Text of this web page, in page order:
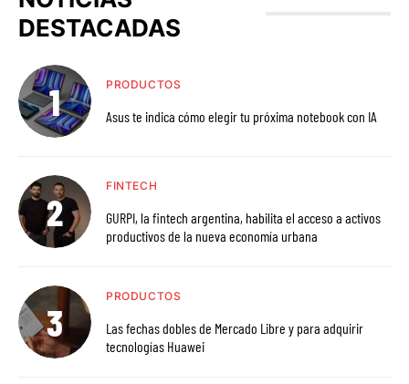
DESTACADAS
PRODUCTOS
Asus te indica cómo elegir tu próxima notebook con IA
FINTECH
GURPI, la fintech argentina, habilita el acceso a activos
productivos de la nueva economía urbana
PRODUCTOS
Las fechas dobles de Mercado Libre y para adquirir
tecnologías Huawei